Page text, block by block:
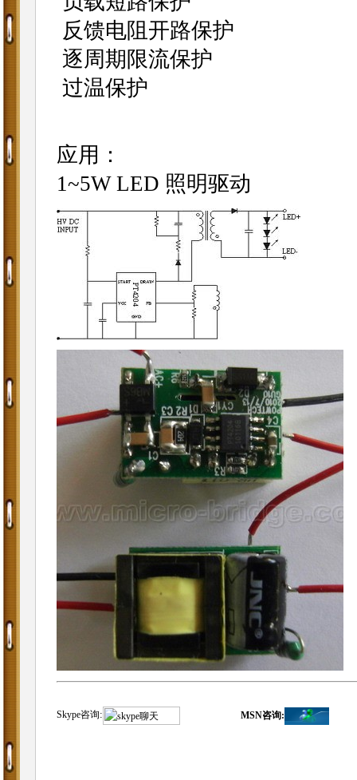
反馈电阻开路保护
逐周期限流保护
过温保护
应用：
1~5W LED 照明驱动
Skype咨询: MSN咨询: